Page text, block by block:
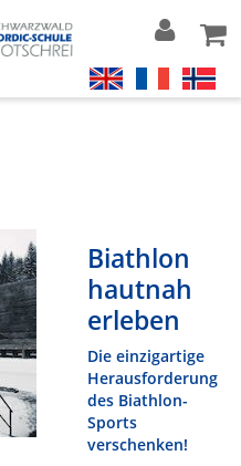
Biathlon
hautnah
erleben
Die einzigartige
Herausforderung
des Biathlon-
Sports
verschenken!